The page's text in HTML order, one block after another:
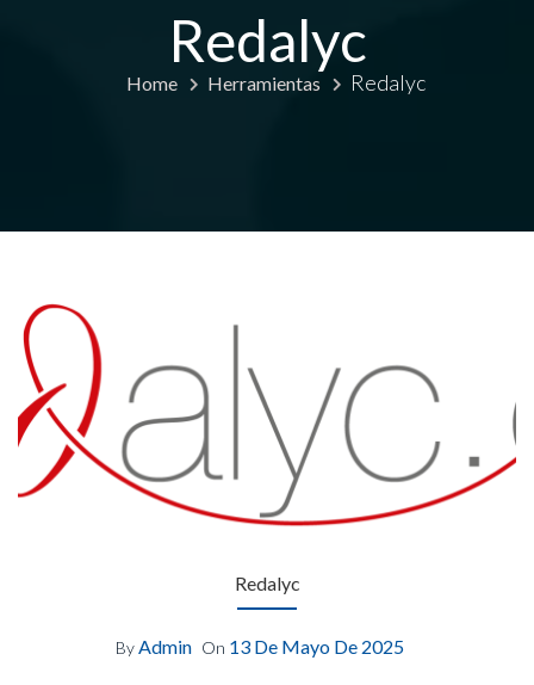
Redalyc
Home Herramientas Redalyc
Redalyc
ByAdmin On 13 De Mayo De 2025